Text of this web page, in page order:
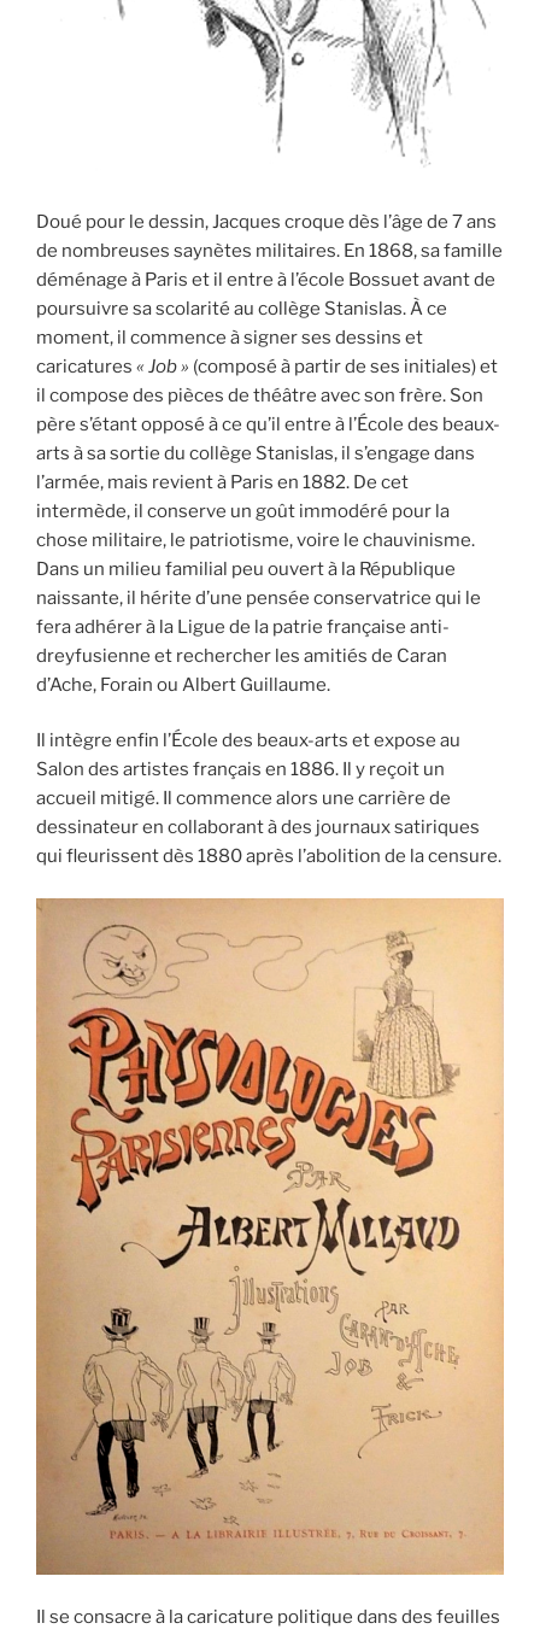
Doué pour le dessin, Jacques croque dès l’âge de 7 ans
de nombreuses saynètes militaires. En 1868, sa famille
déménage à Paris et il entre à l’école Bossuet avant de
poursuivre sa scolarité au collège Stanislas. À ce
moment, il commence à signer ses dessins et
caricatures « Job » (composé à partir de ses initiales) et
il compose des pièces de théâtre avec son frère. Son
père s’étant opposé à ce qu’il entre à l’École des beaux-
arts à sa sortie du collège Stanislas, il s’engage dans
l’armée, mais revient à Paris en 1882. De cet
intermède, il conserve un goût immodéré pour la
chose militaire, le patriotisme, voire le chauvinisme.
Dans un milieu familial peu ouvert à la République
naissante, il hérite d’une pensée conservatrice qui le
fera adhérer à la Ligue de la patrie française anti-
dreyfusienne et rechercher les amitiés de Caran
d’Ache, Forain ou Albert Guillaume.
Il intègre enfin l’École des beaux-arts et expose au
Salon des artistes français en 1886. Il y reçoit un
accueil mitigé. Il commence alors une carrière de
dessinateur en collaborant à des journaux satiriques
qui fleurissent dès 1880 après l’abolition de la censure.
Il se consacre à la caricature politique dans des feuilles